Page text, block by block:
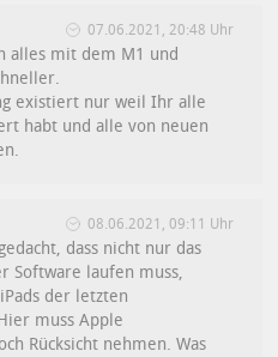
07.06.2021, 20:48 Uhr
alles mit dem M1 und
existiert nur weil Ihr alle
habt und alle von neuen
08.06.2021, 09:11 Uhr
dass nicht nur das
Software laufen muss,
der letzten
muss Apple
Rücksicht nehmen. Was